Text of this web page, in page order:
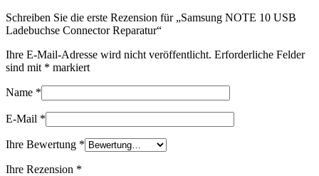
Schreiben Sie die erste Rezension für „Samsung NOTE 10 USB
Ladebuchse Connector Reparatur“
Ihre E-Mail-Adresse wird nicht veröffentlicht. Erforderliche Felder
sind mit * markiert
Name *
E-Mail *
Ihre Bewertung *
Ihre Rezension *